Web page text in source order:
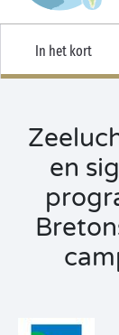
In het kort
en